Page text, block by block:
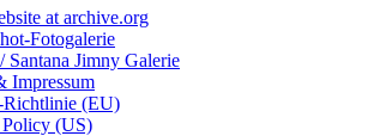
at archive.org
Fotogalerie
Santana Jimny Galerie
Impressum
Richtlinie (EU)
(US)